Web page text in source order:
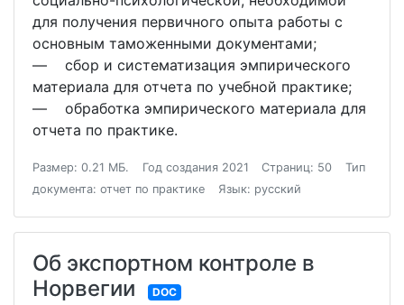
для получения первичного опыта работы с
основным таможенными документами;
― сбор и систематизация эмпирического
материала для отчета по учебной практике;
― обработка эмпирического материала для
отчета по практике.
Размер: 0.21 МБ. Год создания 2021 Страниц: 50
Тип
документа: отчет по практике
Язык: русский
Об экспортном контроле в
Норвегии
DOC